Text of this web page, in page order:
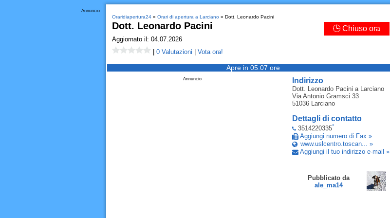
Annuncio
Oraridiapertura24» Orari di apertura a Larciano» Dott. Leonardo Pacini
Dott. Leonardo Pacini 🕒 Chiuso ora
Aggiornato il: 04.07.2026
0 Valutazioni Vota ora!
Apre in 05:07 ore
Indirizzo
Dott. Leonardo Pacini a Larciano
Via Antonio Gramsci 33
51036 Larciano
Dettagli di contatto
3514220335*
Aggiungi numero di Fax »
www.uslcentro.toscan... »
Aggiungi il tuo indirizzo e-mail »
Pubblicato da
ale_ma14
Annuncio